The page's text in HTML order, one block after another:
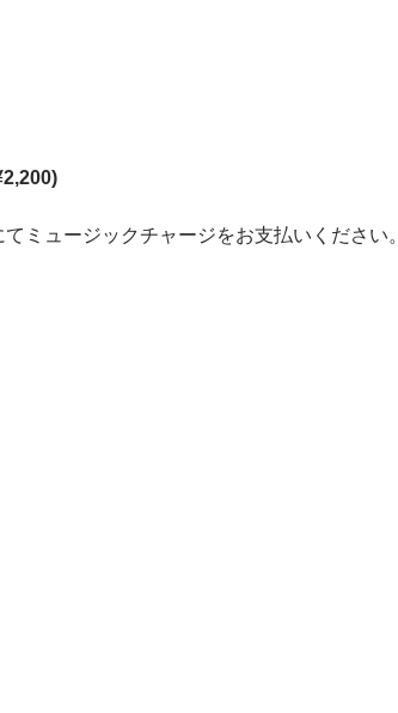
ミュージックチャージをお支払いください。